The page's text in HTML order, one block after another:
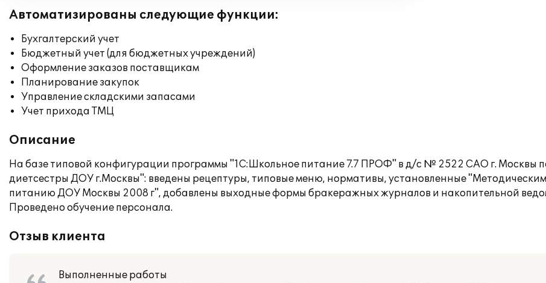
Автоматизированы следующие функции:
Бухгалтерский учет
Бюджетный учет (для бюджетных учреждений)
Оформление заказов поставщикам
Планирование закупок
Управление складскими запасами
Учет прихода ТМЦ
Описание
На базе типовой конфигурации программы "1С:Школьное питание 7.7 ПРОФ" в д/с № 2522 САО г. Москвы
диетсестры ДОУ г.Москвы": введены рецептуры, типовые меню, нормативы, установленные
питанию ДОУ Москвы 2008 г", добавлены выходные формы бракеражных журналов и накопительной
Проведено обучение персонала.
Отзыв клиента
Выполненные работы